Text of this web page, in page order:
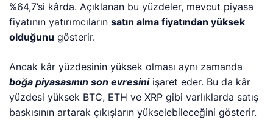
%64,7’si kârda. Açıklanan bu yüzdeler, mevcut piyasa
fiyatının yatırımcılarınsatın alma fiyatından yüksek
olduğunu gösterir.
Ancak kâr yüzdesinin yüksek olması aynı zamanda
boğa piyasasının son evresini işaret eder. Bu da kâr
yüzdesi yüksek BTC, ETH ve XRP gibi varlıklarda satış
baskısının artarak çıkışların yükselebileceğini gösterir.